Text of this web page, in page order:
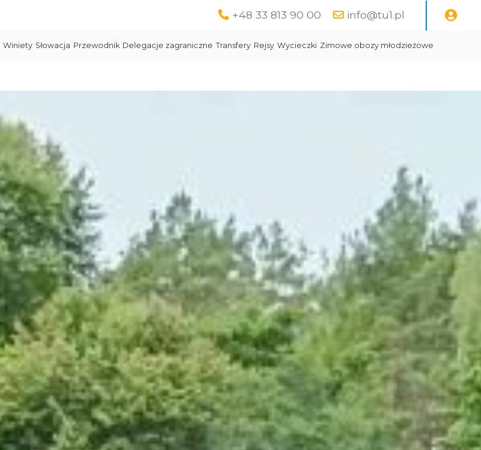
+48 33 813 90 00 info@tu1.pl
Winiety Słowacja Przewodnik Delegacje zagraniczne Transfery Rejsy Wycieczki Zimowe obozy młodzieżowe